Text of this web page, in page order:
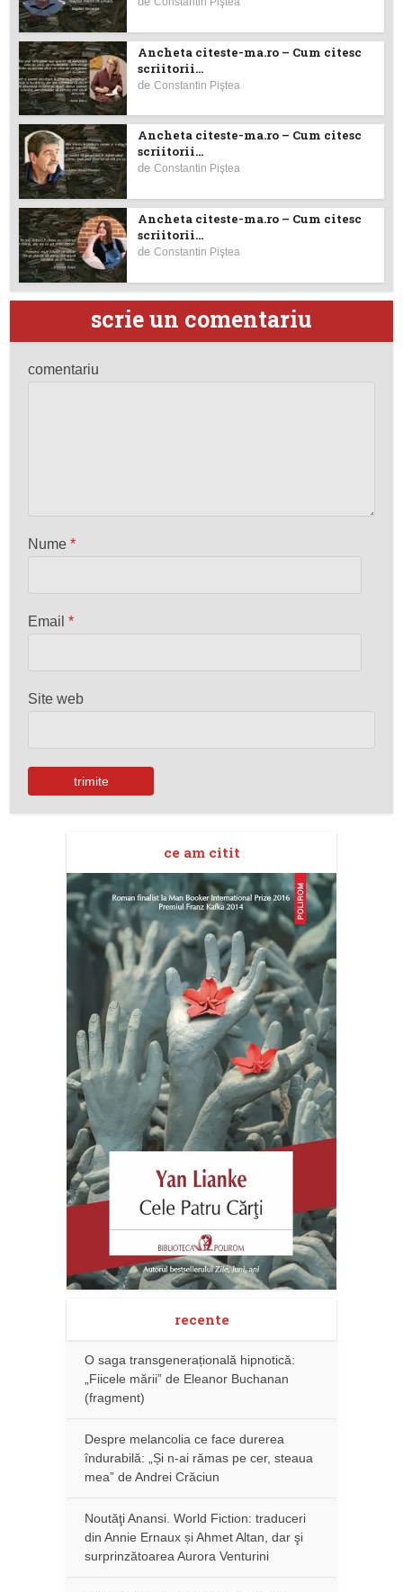
Ancheta citeste-ma.ro – Cum citesc
scriitorii...
deConstantin Piştea
Ancheta citeste-ma.ro – Cum citesc
scriitorii...
deConstantin Piştea
Ancheta citeste-ma.ro – Cum citesc
scriitorii...
deConstantin Piştea
scrie un comentariu
comentariu
Nume*
Email*
Site web
ce am citit
recente
O saga transgenerațională hipnotică:
„Fiicele mării” de Eleanor Buchanan
(fragment)
Despre melancolia ce face durerea
îndurabilă: „Și n-ai rămas pe cer, steaua
mea” de Andrei Crăciun
Noutăţi Anansi. World Fiction: traduceri
din Annie Ernaux și Ahmet Altan, dar şi
surprinzătoarea Aurora Venturini